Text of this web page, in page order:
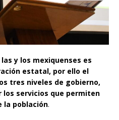
las y los mexiquenses es
estatal, por ello el
tres niveles de gobierno,
los servicios que permiten
la población.